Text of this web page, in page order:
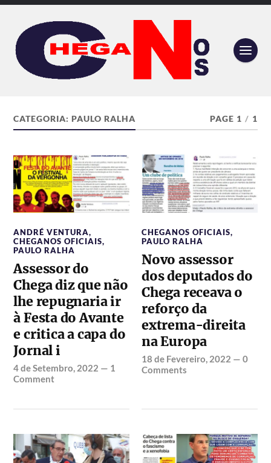
CATEGORIA:PAULO RALHA PAGE 1 / 1
ANDRÉ VENTURA,
CHEGANOS OFICIAIS,
PAULO RALHA
Assessor do
Chega diz que não
lhe repugnaria ir
à Festa do Avante
e critica a capa do
Jornal i
4 de Setembro, 2022 — 1
Comment
CHEGANOS OFICIAIS,
PAULO RALHA
Novo assessor
dos deputados do
Chega receava o
reforço da
extrema-direita
na Europa
18 de Fevereiro, 2022 —0
Comments